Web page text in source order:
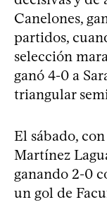
Canelones,
partidos,
selección
ganó 4-0 a
triangular
El sábado,
Martínez
ganando 2-0
un gol de